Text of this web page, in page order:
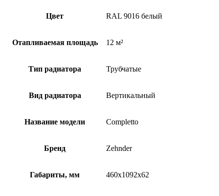
Цвет RAL 9016 белый
Отапливаемая площадь 12 м²
Тип радиатора Трубчатые
Вид радиатора Вертикальный
Название модели Completto
Бренд Zehnder
Габариты, мм 460x1092x62